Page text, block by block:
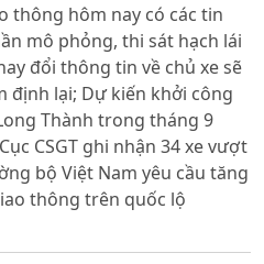
thông hôm nay có các tin
mô phỏng, thi sát hạch lái
đổi thông tin về chủ xe sẽ
định lại; Dự kiến khởi công
Thành trong tháng 9
CSGT ghi nhận 34 xe vượt
bộ Việt Nam yêu cầu tăng
thông trên quốc lộ